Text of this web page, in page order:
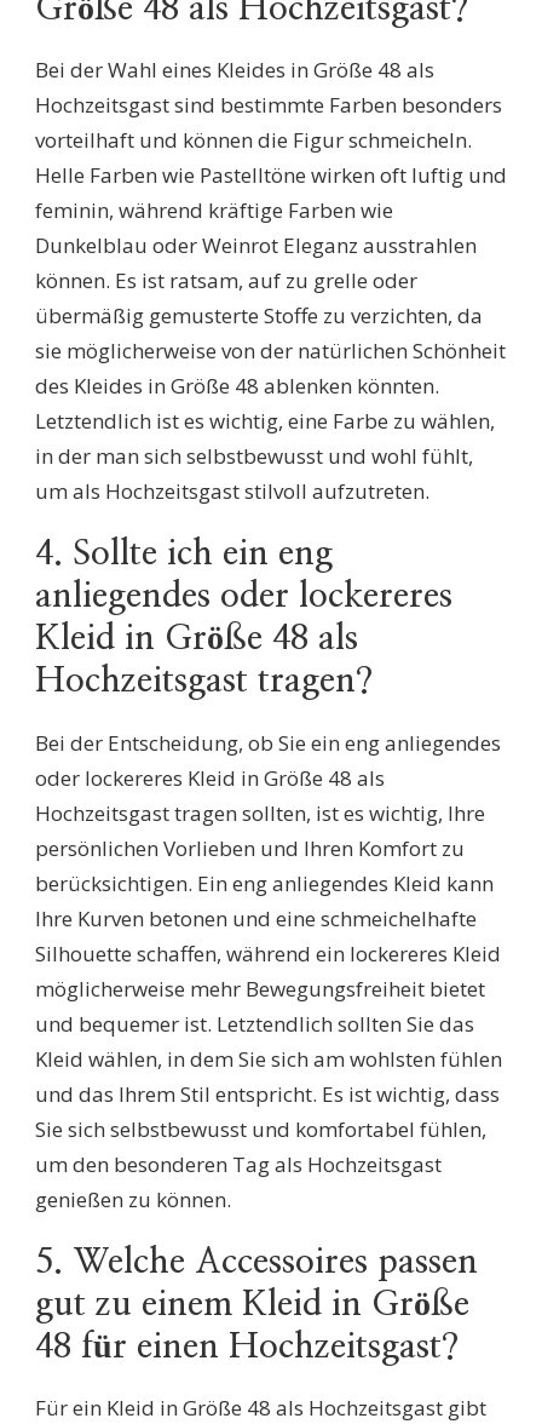
Größe 48 als Hochzeitsgast?
Bei der Wahl eines Kleides in Größe 48 als
Hochzeitsgast sind bestimmte Farben besonders
vorteilhaft und können die Figur schmeicheln.
Helle Farben wie Pastelltöne wirken oft luftig und
feminin, während kräftige Farben wie
Dunkelblau oder Weinrot Eleganz ausstrahlen
können. Es ist ratsam, auf zu grelle oder
übermäßig gemusterte Stoffe zu verzichten, da
sie möglicherweise von der natürlichen Schönheit
des Kleides in Größe 48 ablenken könnten.
Letztendlich ist es wichtig, eine Farbe zu wählen,
in der man sich selbstbewusst und wohl fühlt,
um als Hochzeitsgast stilvoll aufzutreten.
4. Sollte ich ein eng
anliegendes oder lockereres
Kleid in Größe 48 als
Hochzeitsgast tragen?
Bei der Entscheidung, ob Sie ein eng anliegendes
oder lockereres Kleid in Größe 48 als
Hochzeitsgast tragen sollten, ist es wichtig, Ihre
persönlichen Vorlieben und Ihren Komfort zu
berücksichtigen. Ein eng anliegendes Kleid kann
Ihre Kurven betonen und eine schmeichelhafte
Silhouette schaffen, während ein lockereres Kleid
möglicherweise mehr Bewegungsfreiheit bietet
und bequemer ist. Letztendlich sollten Sie das
Kleid wählen, in dem Sie sich am wohlsten fühlen
und das Ihrem Stil entspricht. Es ist wichtig, dass
Sie sich selbstbewusst und komfortabel fühlen,
um den besonderen Tag als Hochzeitsgast
genießen zu können.
5. Welche Accessoires passen
gut zu einem Kleid in Größe
48 für einen Hochzeitsgast?
Für ein Kleid in Größe 48 als Hochzeitsgast gibt